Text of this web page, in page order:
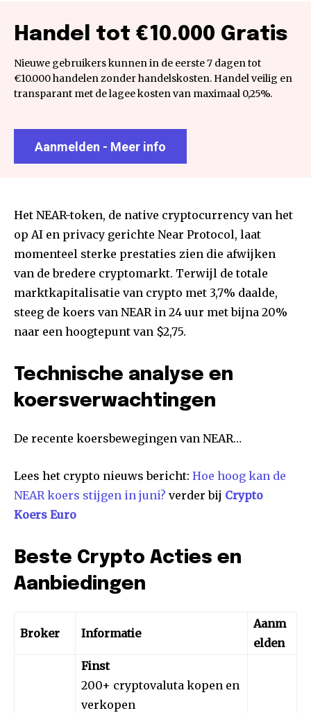
Handel tot €10.000 Gratis
Nieuwe gebruikers kunnen in de eerste 7 dagen tot
€10.000 handelen zonder handelskosten. Handel veilig en
transparant met de lagee kosten van maximaal 0,25%.
Aanmelden - Meer info
Het NEAR-token, de native cryptocurrency van het
op AI en privacy gerichte Near Protocol, laat
momenteel sterke prestaties zien die afwijken
van de bredere cryptomarkt. Terwijl de totale
marktkapitalisatie van crypto met 3,7% daalde,
steeg de koers van NEAR in 24 uur met bijna 20%
naar een hoogtepunt van $2,75.
Technische analyse en
koersverwachtingen
De recente koersbewegingen van NEAR…
Lees het crypto nieuws bericht: Hoe hoog kan de
NEAR koers stijgen in juni? verder bij Crypto
Koers Euro
Beste Crypto Acties en
Aanbiedingen
Broker Informatie
Aanm
elden
Finst
200+ cryptovaluta kopen en
verkopen